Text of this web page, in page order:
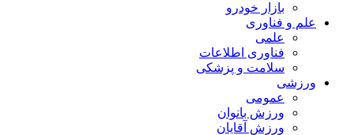
بازار خودرو
علم و فناوری
علمی
فناوری اطلاعات
سلامت و پزشکی
ورزشی
عمومی
ورزش بانوان
ورزش آقایان